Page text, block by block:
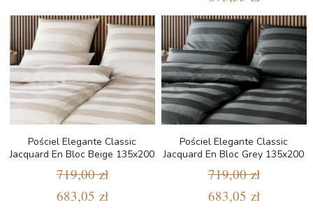
Pościel Elegante Classic
Jacquard En Bloc Beige 135x200
719,00 zł
683,05 zł
Pościel Elegante Classic
Jacquard En Bloc Grey 135x200
719,00 zł
683,05 zł